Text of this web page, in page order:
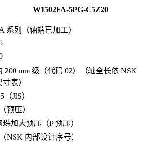
W1502FA-5PG-C5Z20
系列（轴端已加工）
200 mm 级（代码 02）（轴全长依 NSK
寸表）
（JIS）
预压）
珠加大预压（P 预压）
NSK 内部设计序号）